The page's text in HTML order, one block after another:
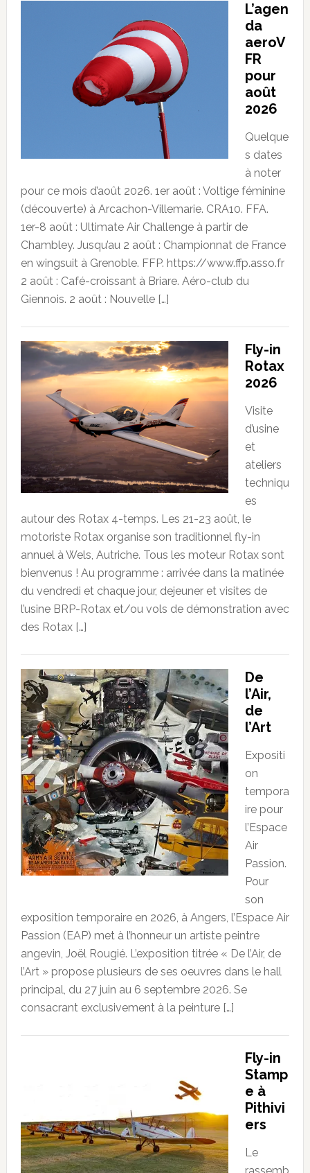
L’agen
da
aeroV
FR
pour
août
2026
Quelque
s dates
à noter
pour ce mois d’août 2026. 1er août : Voltige féminine
(découverte) à Arcachon-Villemarie. CRA10. FFA.
1er-8 août : Ultimate Air Challenge à partir de
Chambley. Jusqu’au 2 août : Championnat de France
en wingsuit à Grenoble. FFP. https://www.ffp.asso.fr
2 août : Café-croissant à Briare. Aéro-club du
Giennois. 2 août : Nouvelle […]
Fly-in
Rotax
2026
Visite
d’usine
et
ateliers
techniqu
es
autour des Rotax 4-temps. Les 21-23 août, le
motoriste Rotax organise son traditionnel fly-in
annuel à Wels, Autriche. Tous les moteur Rotax sont
bienvenus ! Au programme : arrivée dans la matinée
du vendredi et chaque jour, dejeuner et visites de
l’usine BRP-Rotax et/ou vols de démonstration avec
des Rotax […]
De
l’Air,
de
l’Art
Expositi
on
tempora
ire pour
l’Espace
Air
Passion.
Pour
son
exposition temporaire en 2026, à Angers, l’Espace Air
Passion (EAP) met à l’honneur un artiste peintre
angevin, Joël Rougié. L’exposition titrée « De l’Air, de
l’Art » propose plusieurs de ses oeuvres dans le hall
principal, du 27 juin au 6 septembre 2026. Se
consacrant exclusivement à la peinture […]
Fly-in
Stamp
e à
Pithivi
ers
Le